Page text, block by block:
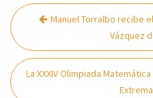
Navegación
de
entradas
Manuel Torralbo recibe
Vázquez
La XXXIV Olimpiada